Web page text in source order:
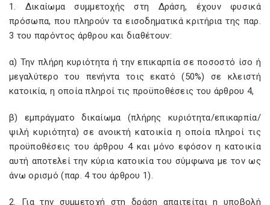
1. Δικαίωμα συμμετοχής στη Δράση, έχουν φυσικά
πρόσωπα, που πληρούν τα εισοδηματικά κριτήρια της παρ.
3 του παρόντος άρθρου και διαθέτουν:
α) Την πλήρη κυριότητα ή την επικαρπία σε ποσοστό ίσο ή
μεγαλύτερο του πενήντα τοις εκατό (50%) σε κλειστή
κατοικία, η οποία πληροί τις προϋποθέσεις του άρθρου 4,
β) εμπράγματο δικαίωμα (πλήρης κυριότητα/επικαρπία/
ψιλή κυριότητα) σε ανοικτή κατοικία η οποία πληροί τις
προϋποθέσεις του άρθρου 4 και μόνο εφόσον η κατοικία
αυτή αποτελεί την κύρια κατοικία του σύμφωνα με τον ως
άνω ορισμό (παρ. 4 του άρθρου 1).
2. Για την συμμετοχή στη δράση απαιτείται η υποβολή